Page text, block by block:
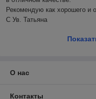
Рекомендую как хорошего и
С Ув. Татьяна
О нас
Контакты